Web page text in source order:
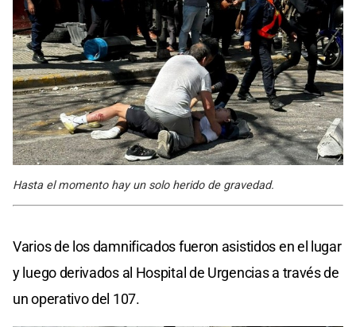
Hasta el momento hay un solo herido de gravedad.
Varios de los damnificados fueron asistidos en el lugar
y luego derivados al Hospital de Urgencias a través de
un operativo del 107.